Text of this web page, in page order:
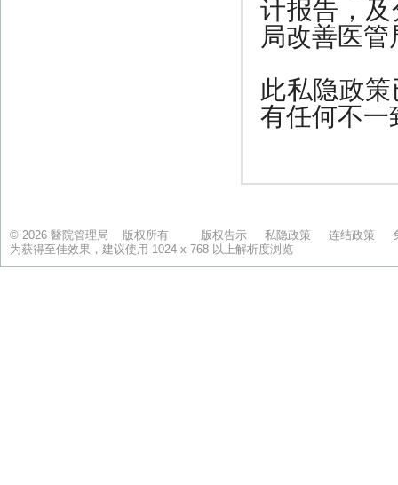
© 2026 醫院管理局 版权所有 版权告示 私隐政策 连结政策
为获得至佳效果，建议使用 1024 x 768 以上解析度浏览